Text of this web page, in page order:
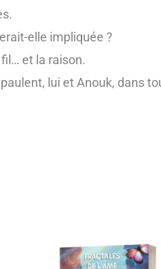
elle impliquée ?
et la raison.
lui et Anouk, dans